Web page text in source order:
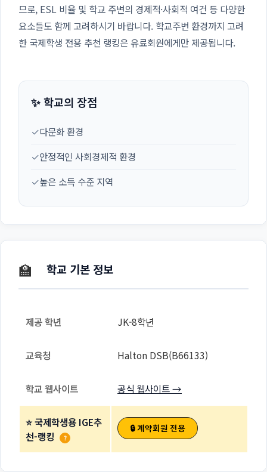
므로, ESL 비율 및 학교 주변의 경제적·사회적 여건 등 다양한
요소들도 함께 고려하시기 바랍니다. 학교주변 환경까지 고려
한 국제학생 전용 추천 랭킹은 유료회원에게만 제공됩니다.
✨ 학교의 장점
✓다문화 환경
✓안정적인 사회경제적 환경
✓높은 소득 수준 지역
🏫 학교 기본 정보
제공 학년 JK-8학년
교육청 Halton DSB(B66133)
학교 웹사이트 공식 웹사이트 →
⭐ 국제학생용 IGE추
천-랭킹
?
🔒 계약회원 전용